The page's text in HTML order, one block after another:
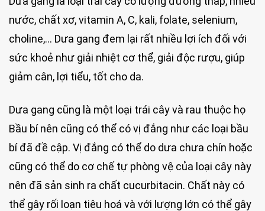
nước, chất xơ, vitamin A, C, kali, folate, selenium,
choline,… Dưa gang đem lại rất nhiều lợi ích đối với
sức khoẻ như giải nhiệt cơ thể, giải độc rượu, giúp
giảm cân, lợi tiểu, tốt cho da.
Dưa gang cũng là một loại trái cây và rau thuộc họ
Bầu bí nên cũng có thể có vị đắng như các loại bầu
bí đã đề cập. Vị đắng có thể do dưa chưa chín hoặc
cũng có thể do cơ chế tự phòng vệ của loại cây này
nên đã sản sinh ra chất cucurbitacin. Chất này có
thể gây rối loạn tiêu hoá và với lượng lớn có thể gây